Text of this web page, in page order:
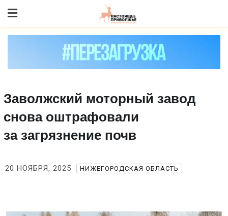
to content
Заволжский моторный завод
снова оштрафовали
за загрязнение почв
20 НОЯБРЯ, 2025 НИЖЕГОРОДСКАЯ ОБЛАСТЬ